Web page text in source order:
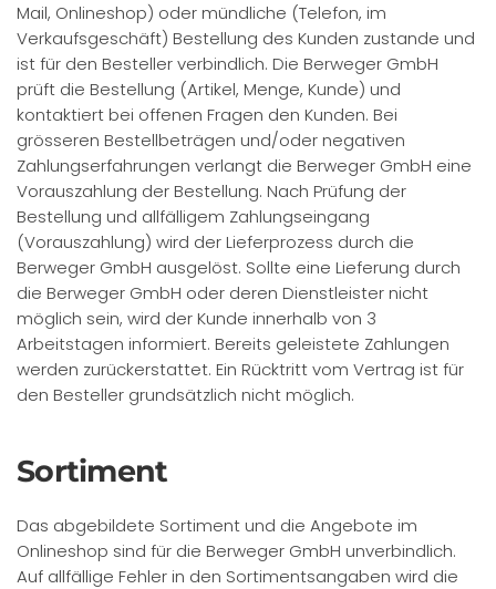
Mail, Onlineshop) oder mündliche (Telefon, im
Verkaufsgeschäft) Bestellung des Kunden zustande und
ist für den Besteller verbindlich. Die Berweger GmbH
prüft die Bestellung (Artikel, Menge, Kunde) und
kontaktiert bei offenen Fragen den Kunden. Bei
grösseren Bestellbeträgen und/oder negativen
Zahlungserfahrungen verlangt die Berweger GmbH eine
Vorauszahlung der Bestellung. Nach Prüfung der
Bestellung und allfälligem Zahlungseingang
(Vorauszahlung) wird der Lieferprozess durch die
Berweger GmbH ausgelöst. Sollte eine Lieferung durch
die Berweger GmbH oder deren Dienstleister nicht
möglich sein, wird der Kunde innerhalb von 3
Arbeitstagen informiert. Bereits geleistete Zahlungen
werden zurückerstattet. Ein Rücktritt vom Vertrag ist für
den Besteller grundsätzlich nicht möglich.
Sortiment
Das abgebildete Sortiment und die Angebote im
Onlineshop sind für die Berweger GmbH unverbindlich.
Auf allfällige Fehler in den Sortimentsangaben wird die